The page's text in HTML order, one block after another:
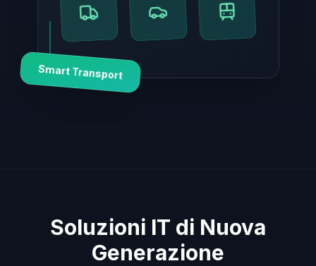
Smart Transport
Soluzioni IT di Nuova
Generazione